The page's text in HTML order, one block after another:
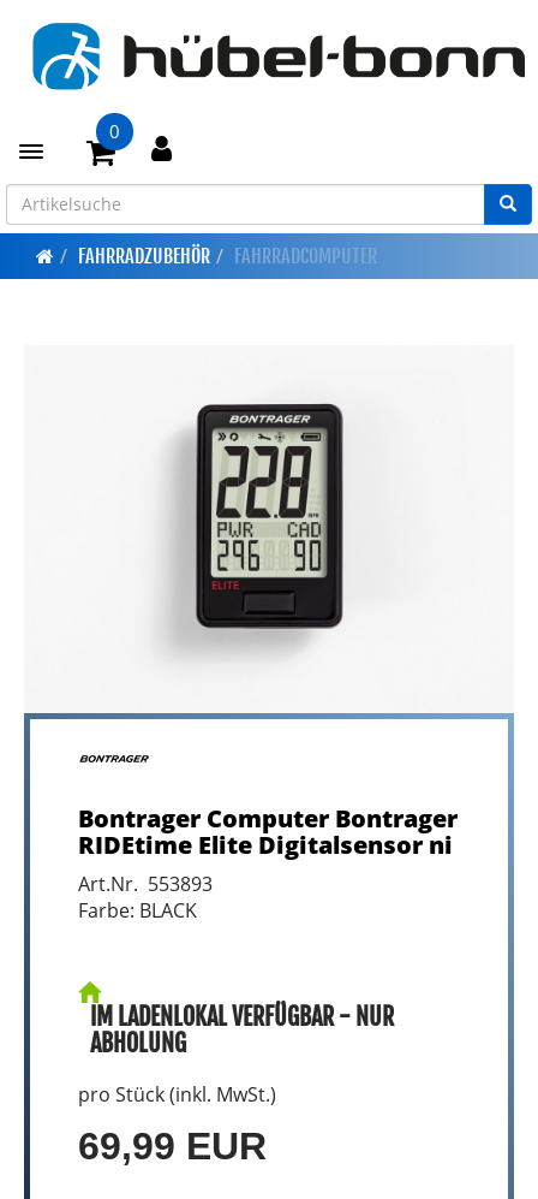
Toggle navigation
0
FAHRRADZUBEHÖR FAHRRADCOMPUTER
Bontrager Computer Bontrager
RIDEtime Elite Digitalsensor ni
Art.Nr. 553893
Farbe: BLACK
IM LADENLOKAL VERFÜGBAR - NUR
ABHOLUNG
pro Stück (inkl. MwSt.)
69,99 EUR